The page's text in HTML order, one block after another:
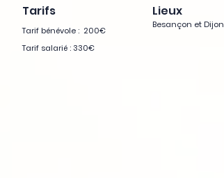
Tarifs
Tarif bénévole : 200€
Tarif salarié :330€
Lieux
Besançon et Dijon